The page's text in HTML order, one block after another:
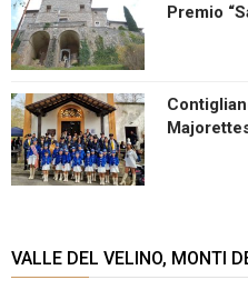
Premio
VALLE DEL VELINO, MONTI